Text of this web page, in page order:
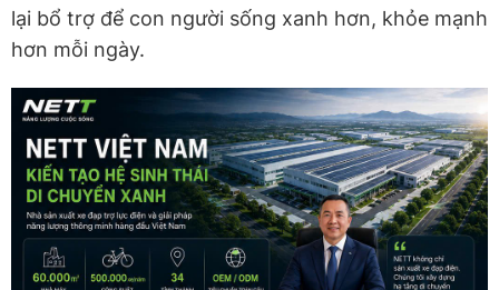
lại bổ trợ để con người sống xanh hơn, khỏe mạnh
hơn mỗi ngày.